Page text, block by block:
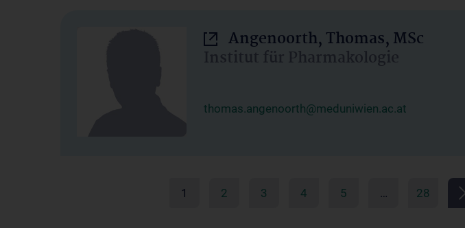
Angenoorth, Thomas, MSc
Institut für Pharmakologie
thomas.angenoorth@meduniwien.ac.at
1 2 3 4 5 … 28